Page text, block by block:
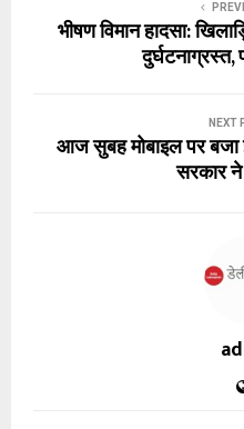
भीषण विमान हादसा:
दुर्घटनाग्रस्त,
NEXT
आज सुबह मोबाइल पर
सरकार ने